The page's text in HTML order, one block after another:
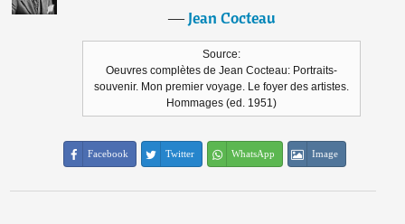
―Jean Cocteau
Source:
Oeuvres complètes de Jean Cocteau: Portraits-
souvenir. Mon premier voyage. Le foyer des artistes.
Hommages (ed. 1951)
Facebook Twitter WhatsApp Image